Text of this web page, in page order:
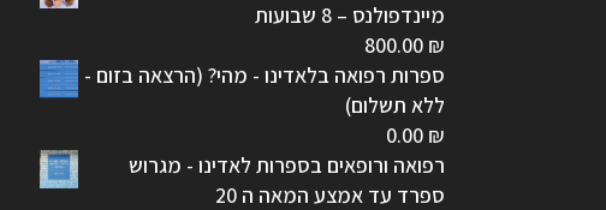
מיינדפולנס – 8 שבועות
800.00 ₪
ספרות רפואה בלאדינו - מהי? (הרצאה בזום -
ללא תשלום)
0.00 ₪
רפואה ורופאים בספרות לאדינו - מגרוש
ספרד עד אמצע המאה ה 20